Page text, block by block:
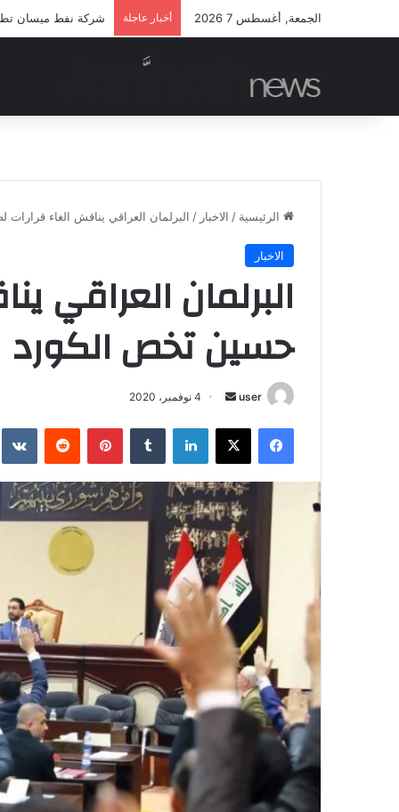
الجمعة, أغسطس 7 2026 أخبار عاجلة شركة نفط ميسان تطلق
الرئيسية / الاخبار / البرلمان العراقي يناقش الغاء
الاخبار
البرلمان العراقي
حسين تخص الكورد
user
أرسل 4 نوفمبر، 2020
فيسبوك ‫X لينكدإن بينتيريست